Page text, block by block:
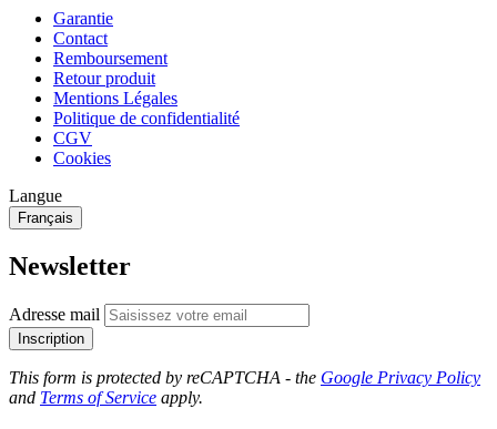
Garantie
Contact
Remboursement
Retour produit
Mentions Légales
Politique de confidentialité
CGV
Cookies
Langue
Français
Newsletter
Adresse mail
Inscription
This form is protected by reCAPTCHA - the Google Privacy Policy
and Terms of Service apply.